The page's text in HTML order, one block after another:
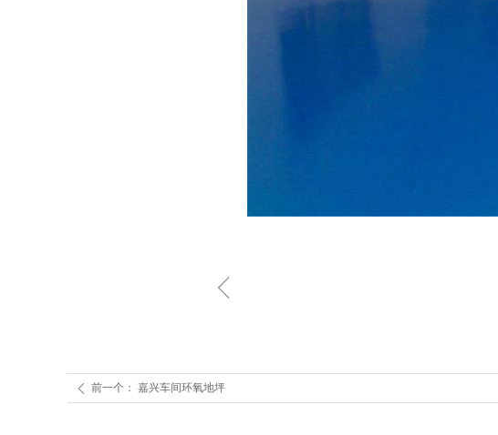
ꁆ
ꄴ 前一个： 嘉兴车间环氧地坪